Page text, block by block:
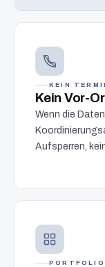
KEIN
Kein Vor-
Wenn die
Aufsperren,
PORTFOLIO